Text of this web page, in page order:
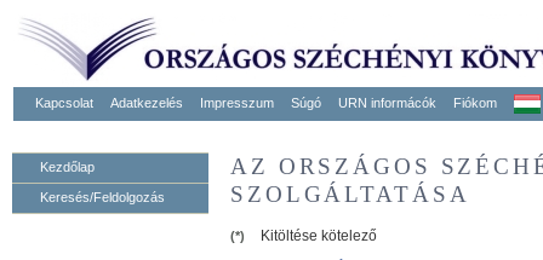
Kapcsolat Adatkezelés Impresszum Súgó URN informácók Fiókom
Kezdőlap
Keresés/Feldolgozás
AZ ORSZÁGOS
SZOLGÁLTATÁSA
(*)
Kitöltése kötelező